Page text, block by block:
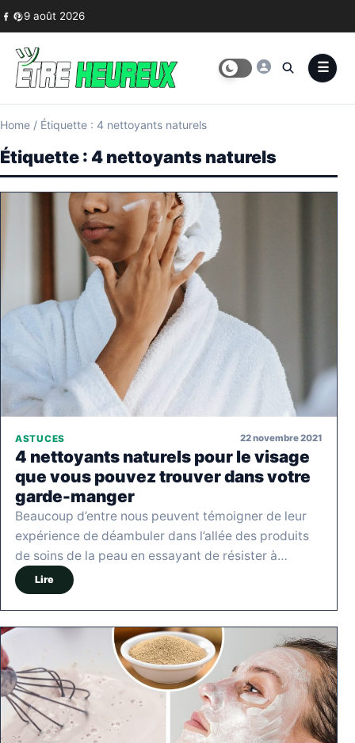
Skip to content
9 août 2026
Home / Étiquette : 4 nettoyants naturels
Étiquette :4 nettoyants naturels
ASTUCES 22 novembre 2021
4 nettoyants naturels pour le visage
que vous pouvez trouver dans votre
garde-manger
Beaucoup d’entre nous peuvent témoigner de leur
expérience de déambuler dans l’allée des produits
de soins de la peau en essayant de résister à…
Lire